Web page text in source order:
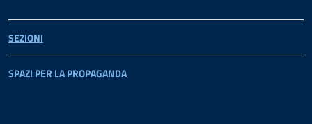
SEZIONI
SPAZI PER LA PROPAGANDA